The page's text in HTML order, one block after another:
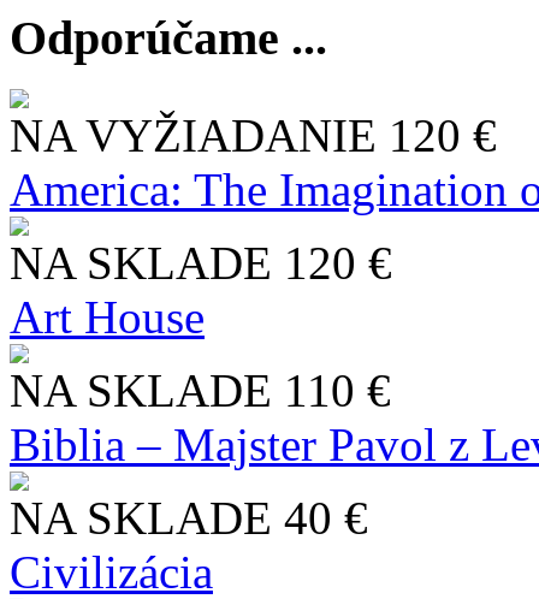
Odporúčame ...
NA VYŽIADANIE 120 €
America: The Imagination
NA SKLADE 120 €
Art House
NA SKLADE 110 €
Biblia – Majster Pavol z
NA SKLADE 40 €
Civilizácia